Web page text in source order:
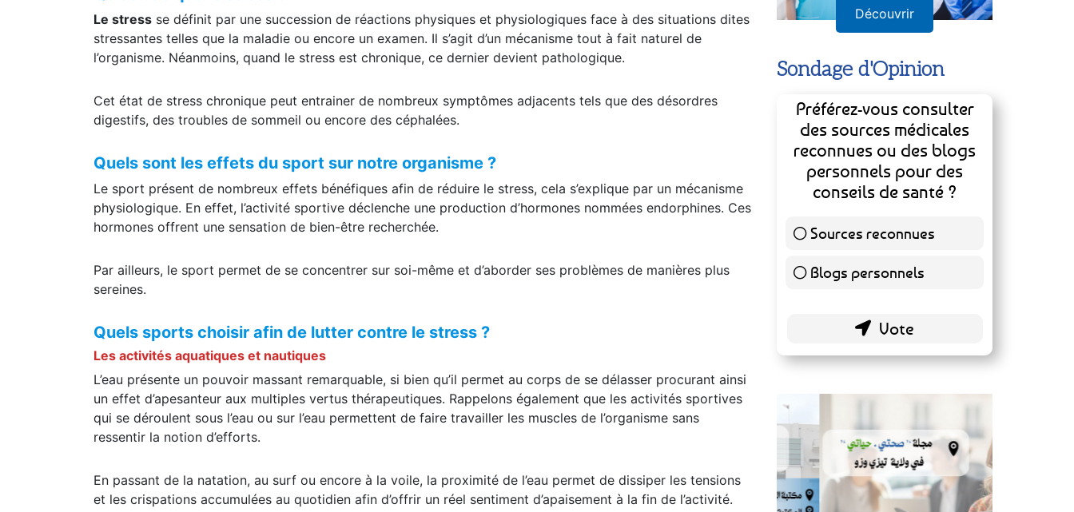
Le stress se définit par une succession de réactions physiques et physiologiques face à des situations dites
stressantes telles que la maladie ou encore un examen. Il s’agit d’un mécanisme tout à fait naturel de
l’organisme. Néanmoins, quand le stress est chronique, ce dernier devient pathologique.
Cet état de stress chronique peut entrainer de nombreux symptômes adjacents tels que des désordres
digestifs, des troubles de sommeil ou encore des céphalées.
Quels sont les effets du sport sur notre organisme ?
Le sport présent de nombreux effets bénéfiques afin de réduire le stress, cela s’explique par un mécanisme
physiologique. En effet, l’activité sportive déclenche une production d’hormones nommées endorphines. Ces
hormones offrent une sensation de bien-être recherchée.
Par ailleurs, le sport permet de se concentrer sur soi-même et d’aborder ses problèmes de manières plus
sereines.
Quels sports choisir afin de lutter contre le stress ?
Les activités aquatiques et nautiques
L’eau présente un pouvoir massant remarquable, si bien qu’il permet au corps de se délasser procurant ainsi
un effet d’apesanteur aux multiples vertus thérapeutiques. Rappelons également que les activités sportives
qui se déroulent sous l’eau ou sur l’eau permettent de faire travailler les muscles de l’organisme sans
ressentir la notion d’efforts.
En passant de la natation, au surf ou encore à la voile, la proximité de l’eau permet de dissiper les tensions
et les crispations accumulées au quotidien afin d’offrir un réel sentiment d’apaisement à la fin de l’activité.
Découvrir
Sondage d'Opinion
Préférez-vous consulter
des sources médicales
reconnues ou des blogs
personnels pour des
conseils de santé ?
Sources reconnues
139 ( 73.16 % )
Blogs personnels51 ( 26.84 % )